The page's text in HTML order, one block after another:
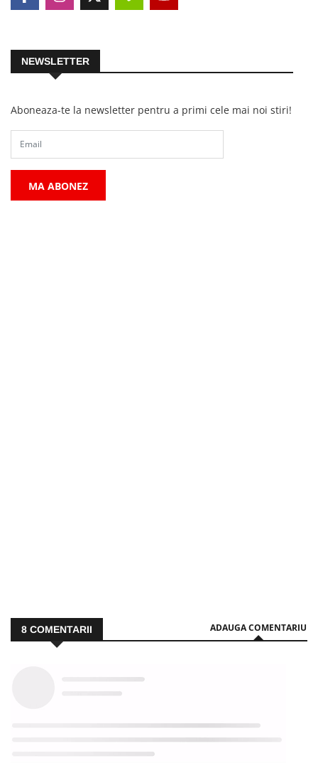
NEWSLETTER
Aboneaza-te la newsletter pentru a primi cele mai noi stiri!
MA ABONEZ
8 COMENTARII ADAUGA COMENTARIU